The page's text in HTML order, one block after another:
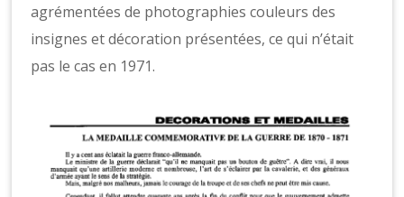
agrémentées de photographies couleurs des
insignes et décoration présentées, ce qui n’était
pas le cas en 1971.